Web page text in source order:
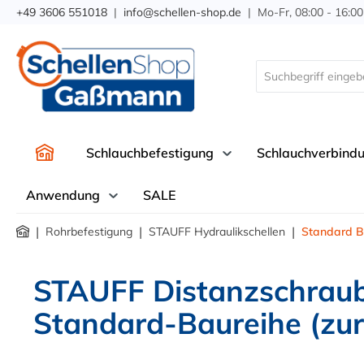
Zur Hauptnavigation springen
+49 3606 551018 | info@schellen-shop.de | Mo-Fr, 08:00 -
Schlauchbefestigung
Anwendung SALE
| Rohrbefestigung | STAUFF Hydraulikschellen | Standard
STAUFF
Standard-Baureihe